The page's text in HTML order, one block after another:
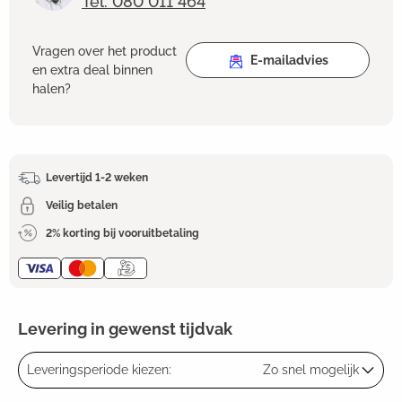
Vragen over het product
en extra deal binnen
halen?
E-mailadvies
Levertijd 1-2 weken
Veilig betalen
2% korting bij vooruitbetaling
Levering in gewenst tijdvak
Leveringsperiode kiezen: Zo snel mogelijk